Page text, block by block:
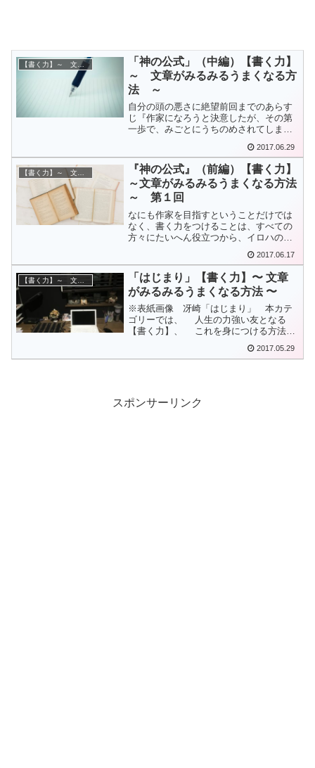
【書く力】～ 文章がみるみるうまくなる方法 ～
「神の公式」（中編）【書く力】
～ 文章がみるみるうまくなる方
法 ～
自分の頭の悪さに絶望前回までのあらす
じ『作家になろうと決意したが、その第
一歩で、みごとにうちのめされてしまっ
理解できないのだった。。』つづきわた
しのように、国語の成...
2017.06.29
『神の公式』（前編）【書く力】
～文章がみるみるうまくなる方法
～ 第１回
なにも作家を目指すということだけでは
なく、書く力をつけることは、すべての
方々にたいへん役立つから、イロハのイ
いか、そのような思いでこのカテゴリー
をはじめた。わたしは...
2017.06.17
【書く力】～ 文章がみるみるうまくなる方法 ～
「はじまり」【書く力】〜 文章
がみるみるうまくなる方法 〜
※表紙画像 冴崎「はじまり」 本カテ
ゴリーでは、 人生の力強い友となる
【書く力】、 これを身につける方法に
自分のことから語るのが一番だと思うの
2017.05.29
スポンサーリンク